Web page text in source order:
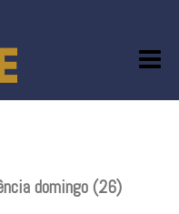
domingo (26)